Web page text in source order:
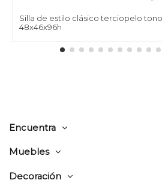
Silla de estilo clásico terciopelo
48x46x96h
Encuentra
Muebles
Decoración